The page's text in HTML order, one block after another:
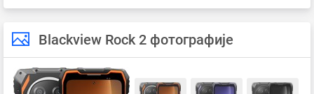
Blackview Rock 2 фотографије